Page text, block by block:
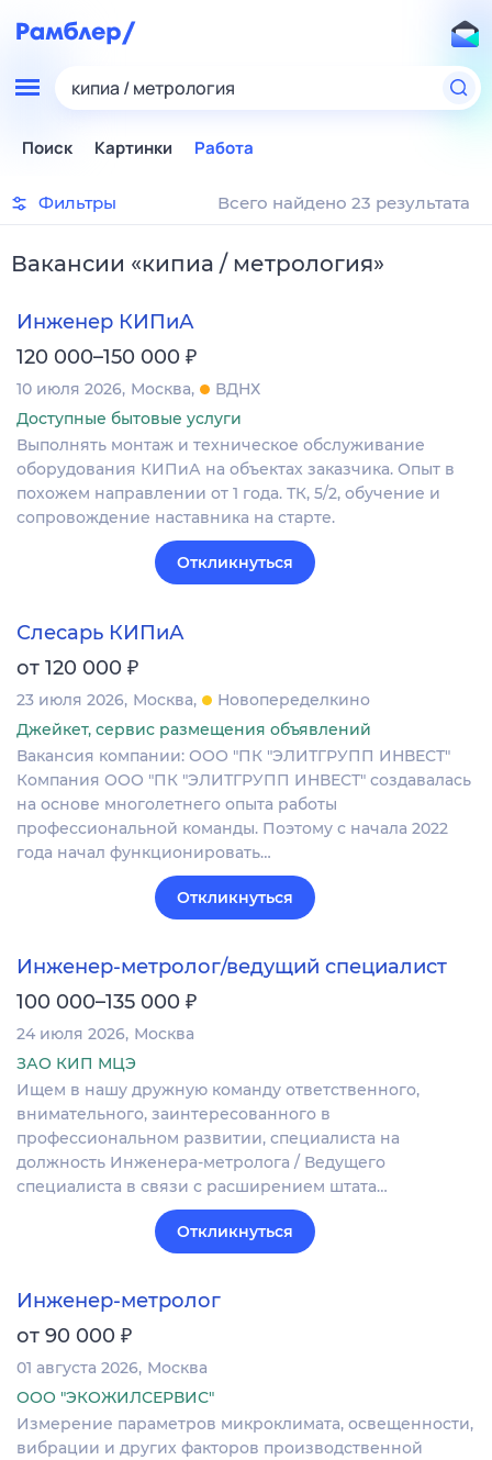
кипиа / метрология
Поиск Картинки Работа
Фильтры Всего найдено 23 результата
Вакансии «кипиа / метрология»
Инженер КИПиА
120 000–150 000 ₽
10 июля 2026 Москва
ВДНХ
Доступные бытовые услуги
Выполнять монтаж и техническое обслуживание
оборудования КИПиА на объектах заказчика. Опыт в
похожем направлении от 1 года. ТК, 5/2, обучение и
сопровождение наставника на старте.
Откликнуться
Слесарь КИПиА
от 120 000 ₽
23 июля 2026 Москва
Новопеределкино
Джейкет, сервис размещения объявлений
Вакансия компании: ООО "ПК "ЭЛИТГРУПП ИНВЕСТ"
Компания ООО "ПК "ЭЛИТГРУПП ИНВЕСТ" создавалась
на основе многолетнего опыта работы
профессиональной команды. Поэтому с начала 2022
года начал функционировать…
Откликнуться
Инженер-метролог/ведущий специалист
100 000–135 000 ₽
24 июля 2026 Москва
ЗАО КИП МЦЭ
Ищем в нашу дружную команду ответственного,
внимательного, заинтересованного в
профессиональном развитии, специалиста на
должность Инженера-метролога / Ведущего
специалиста в связи с расширением штата…
Откликнуться
Инженер-метролог
от 90 000 ₽
01 августа 2026 Москва
ООО "ЭКОЖИЛСЕРВИС"
Измерение параметров микроклимата, освещенности,
вибрации и других факторов производственной